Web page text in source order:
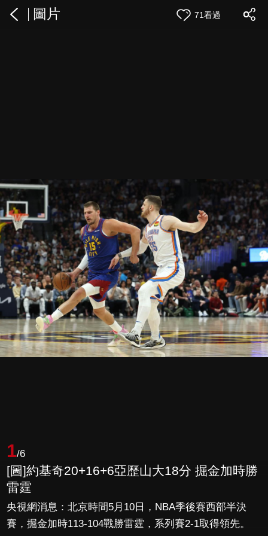
圖片 71看過
1/6
[圖]約基奇20+16+6亞歷山大18分 掘金加時勝
雷霆
央視網消息：北京時間5月10日，NBA季後賽西部半決
賽，掘金加時113-104戰勝雷霆，系列賽2-1取得領先。